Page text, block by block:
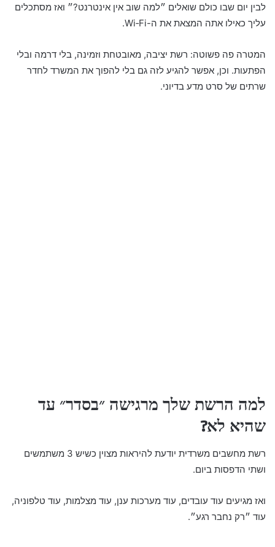
לבין יום שבו כולם שואלים ״למה שוב אין אינטרנט?״ ואז מסתכלים
עליך כאילו אתה המצאת את ה-Wi‑Fi.
המטרה פה פשוטה: רשת יציבה, מאובטחת וזמינה, בלי דרמה ובלי
הפתעות. וכן, אפשר להגיע לזה גם בלי להפוך את המשרד לחדר
שרתים של סרט מדע בדיוני.
למה הרשת שלך מרגישה ״בסדר״ עד
שהיא לא?
רשת מחשבים משרדית יודעת להיראות מצוין כשיש 3 משתמשים
ושתי הדפסות ביום.
ואז מגיעים עוד עובדים, עוד מערכות ענן, עוד מצלמות, עוד טלפוניה,
עוד ״רק נחבר רגע״.